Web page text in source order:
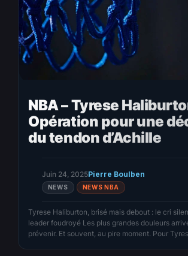
NBA – Tyrese
Opération pour une
du tendon d’Achille
Juin 24, 2025Pierre Boulben
NEWS NEWS NBA
Tyrese Haliburton, brisé mais debout : le cri
leader foudroyé Les plus grandes douleurs
prévenir. Et souvent, au pire moment. Pour